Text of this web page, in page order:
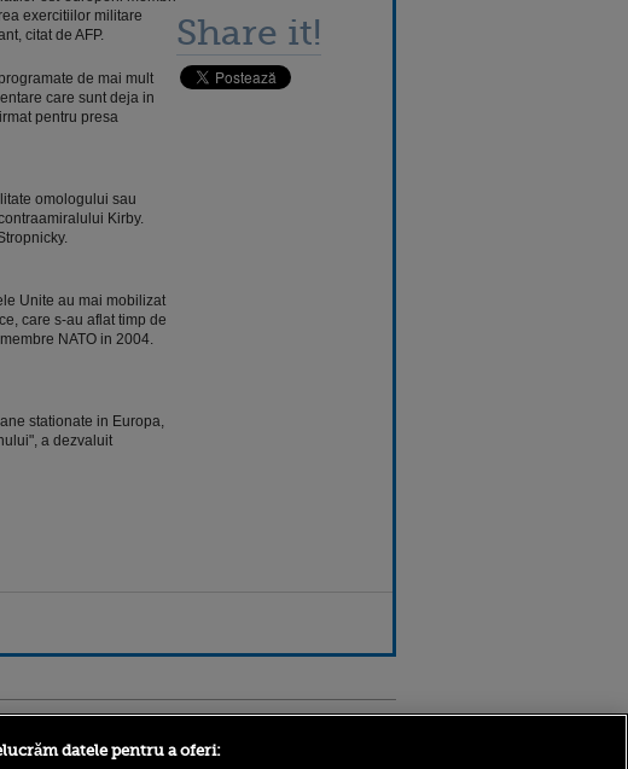
exercitiilor militare
citat de AFP.
de mai mult
care sunt deja in
pentru presa
omologului sau
Kirby.
Unite au mai mobilizat
care s-au aflat timp de
NATO in 2004.
stationate in Europa,
a dezvaluit
Share it!
datele pentru a oferi: